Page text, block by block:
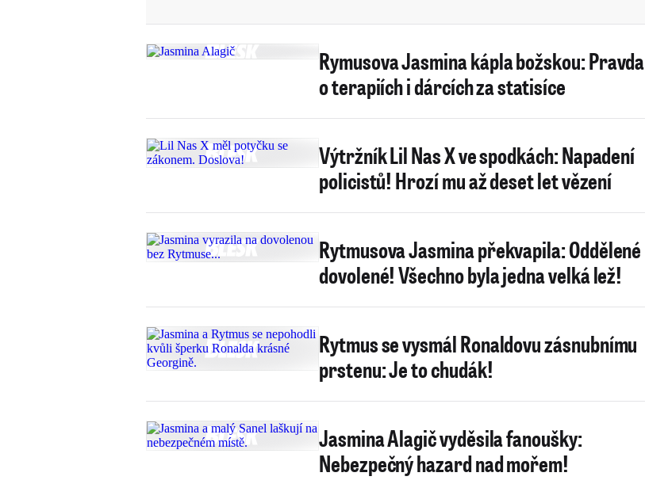
Rymusova Jasmina kápla božskou: Pravda
o terapiích i dárcích za statisíce
Výtržník Lil Nas X ve spodkách: Napadení
policistů! Hrozí mu až deset let vězení
Rytmusova Jasmina překvapila: Oddělené
dovolené! Všechno byla jedna velká lež!
Rytmus se vysmál Ronaldovu zásnubnímu
prstenu: Je to chudák!
Jasmina Alagič vyděsila fanoušky:
Nebezpečný hazard nad mořem!